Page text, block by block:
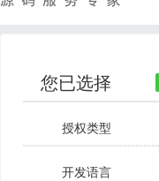
您已选择
授权类型
开发语言